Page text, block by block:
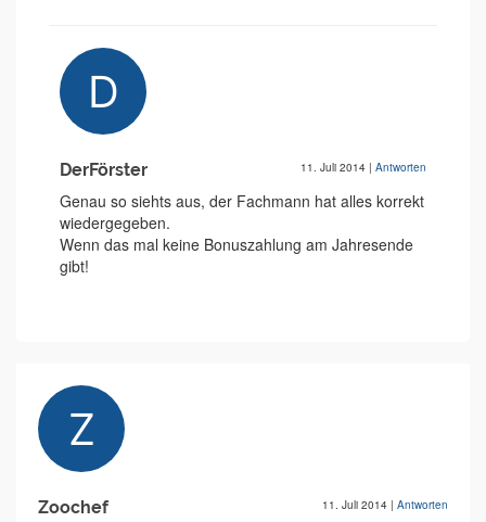
DerFörster 11. Juli 2014 | Antworten
Genau so siehts aus, der Fachmann hat alles korrekt
wiedergegeben.
Wenn das mal keine Bonuszahlung am Jahresende
gibt!
Zoochef 11. Juli 2014 | Antworten